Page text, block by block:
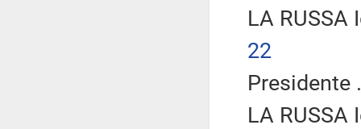
LA RUSSA
22
Presidente
LA RUSSA